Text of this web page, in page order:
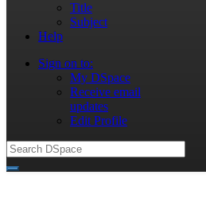
Title
Subject
Help
Sign on to:
My DSpace
Receive email
updates
Edit Profile